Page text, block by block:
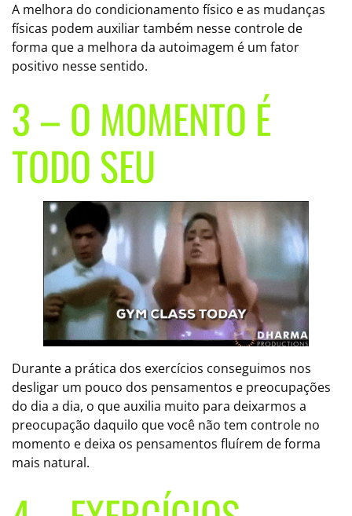
A melhora do condicionamento físico e as mudanças
físicas podem auxiliar também nesse controle de
forma que a melhora da autoimagem é um fator
positivo nesse sentido.
3 – O MOMENTO É
TODO SEU
Durante a prática dos exercícios conseguimos nos
desligar um pouco dos pensamentos e preocupações
do dia a dia, o que auxilia muito para deixarmos a
preocupação daquilo que você não tem controle no
momento e deixa os pensamentos fluírem de forma
mais natural.